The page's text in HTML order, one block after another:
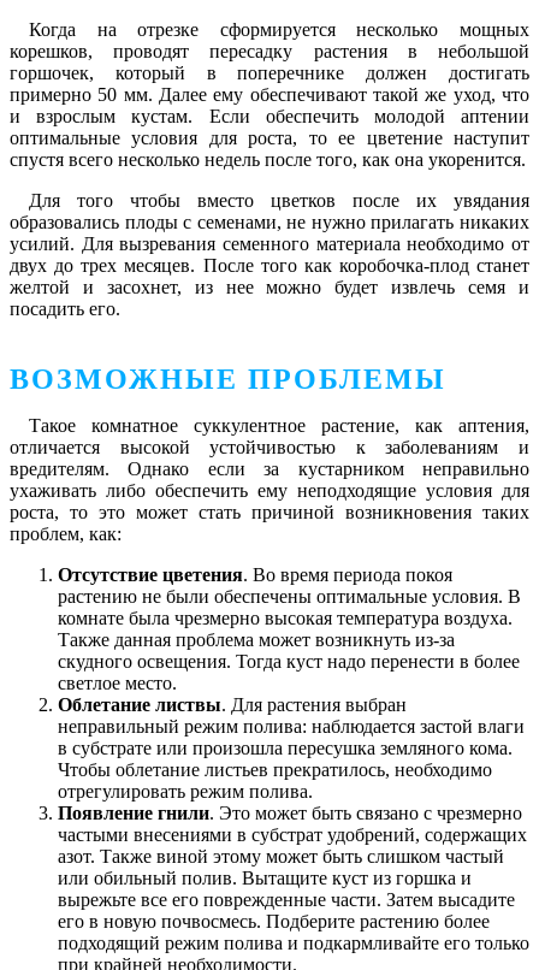
Когда на отрезке сформируется несколько мощных
корешков, проводят пересадку растения в небольшой
горшочек, который в поперечнике должен достигать
примерно 50 мм. Далее ему обеспечивают такой же уход, что
и взрослым кустам. Если обеспечить молодой аптении
оптимальные условия для роста, то ее цветение наступит
спустя всего несколько недель после того, как она укоренится.
Для того чтобы вместо цветков после их увядания
образовались плоды с семенами, не нужно прилагать никаких
усилий. Для вызревания семенного материала необходимо от
двух до трех месяцев. После того как коробочка-плод станет
желтой и засохнет, из нее можно будет извлечь семя и
посадить его.
ВОЗМОЖНЫЕ ПРОБЛЕМЫ
Такое комнатное суккулентное растение, как аптения,
отличается высокой устойчивостью к заболеваниям и
вредителям. Однако если за кустарником неправильно
ухаживать либо обеспечить ему неподходящие условия для
роста, то это может стать причиной возникновения таких
проблем, как:
Отсутствие цветения. Во время периода покоя
растению не были обеспечены оптимальные условия. В
комнате была чрезмерно высокая температура воздуха.
Также данная проблема может возникнуть из-за
скудного освещения. Тогда куст надо перенести в более
светлое место.
Облетание листвы. Для растения выбран
неправильный режим полива: наблюдается застой влаги
в субстрате или произошла пересушка земляного кома.
Чтобы облетание листьев прекратилось, необходимо
отрегулировать режим полива.
Появление гнили. Это может быть связано с чрезмерно
частыми внесениями в субстрат удобрений, содержащих
азот. Также виной этому может быть слишком частый
или обильный полив. Вытащите куст из горшка и
вырежьте все его поврежденные части. Затем высадите
его в новую почвосмесь. Подберите растению более
подходящий режим полива и подкармливайте его только
при крайней необходимости.